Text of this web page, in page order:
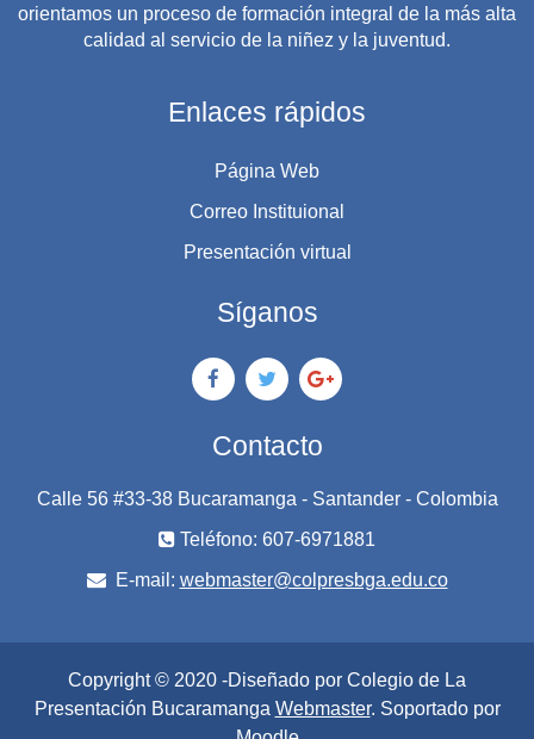
orientamos un proceso de formación integral de la más alta
calidad al servicio de la niñez y la juventud.
Enlaces rápidos
Página Web
Correo Instituional
Presentación virtual
Síganos
Contacto
Calle 56 #33-38 Bucaramanga - Santander - Colombia
Teléfono: 607-6971881
E-mail: webmaster@colpresbga.edu.co
Copyright © 2020 -Diseñado por Colegio de La
Presentación Bucaramanga Webmaster. Soportado por